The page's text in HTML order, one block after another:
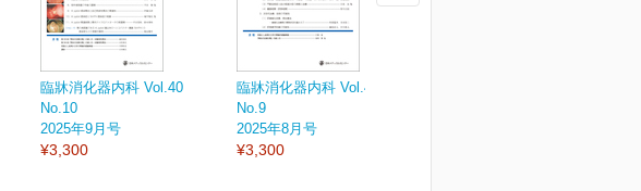
臨牀消化器内科 Vol.40
No.10
2025年9月号
¥3,300
臨牀消化器内科 Vol.40
No.9
2025年8月号
¥3,300